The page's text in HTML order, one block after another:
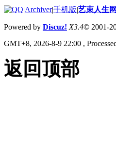
|Archiver|手机版|艺束人生网
Powered by Discuz! X3.4© 2001-
GMT+8, 2026-8-9 22:00 ,
返回顶部